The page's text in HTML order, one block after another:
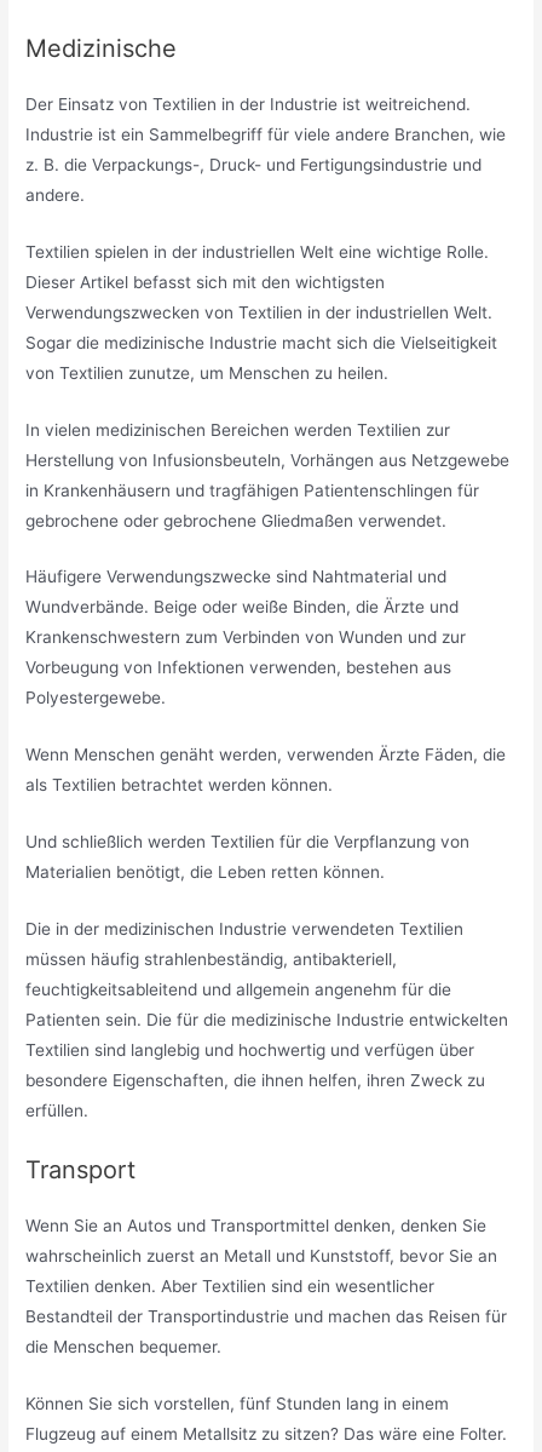
Medizinische
Der Einsatz von Textilien in der Industrie ist weitreichend.
Industrie ist ein Sammelbegriff für viele andere Branchen, wie
z. B. die Verpackungs-, Druck- und Fertigungsindustrie und
andere.
Textilien spielen in der industriellen Welt eine wichtige Rolle.
Dieser Artikel befasst sich mit den wichtigsten
Verwendungszwecken von Textilien in der industriellen Welt.
Sogar die medizinische Industrie macht sich die Vielseitigkeit
von Textilien zunutze, um Menschen zu heilen.
In vielen medizinischen Bereichen werden Textilien zur
Herstellung von Infusionsbeuteln, Vorhängen aus Netzgewebe
in Krankenhäusern und tragfähigen Patientenschlingen für
gebrochene oder gebrochene Gliedmaßen verwendet.
Häufigere Verwendungszwecke sind Nahtmaterial und
Wundverbände. Beige oder weiße Binden, die Ärzte und
Krankenschwestern zum Verbinden von Wunden und zur
Vorbeugung von Infektionen verwenden, bestehen aus
Polyestergewebe.
Wenn Menschen genäht werden, verwenden Ärzte Fäden, die
als Textilien betrachtet werden können.
Und schließlich werden Textilien für die Verpflanzung von
Materialien benötigt, die Leben retten können.
Die in der medizinischen Industrie verwendeten Textilien
müssen häufig strahlenbeständig, antibakteriell,
feuchtigkeitsableitend und allgemein angenehm für die
Patienten sein. Die für die medizinische Industrie entwickelten
Textilien sind langlebig und hochwertig und verfügen über
besondere Eigenschaften, die ihnen helfen, ihren Zweck zu
erfüllen.
Transport
Wenn Sie an Autos und Transportmittel denken, denken Sie
wahrscheinlich zuerst an Metall und Kunststoff, bevor Sie an
Textilien denken. Aber Textilien sind ein wesentlicher
Bestandteil der Transportindustrie und machen das Reisen für
die Menschen bequemer.
Können Sie sich vorstellen, fünf Stunden lang in einem
Flugzeug auf einem Metallsitz zu sitzen? Das wäre eine Folter.